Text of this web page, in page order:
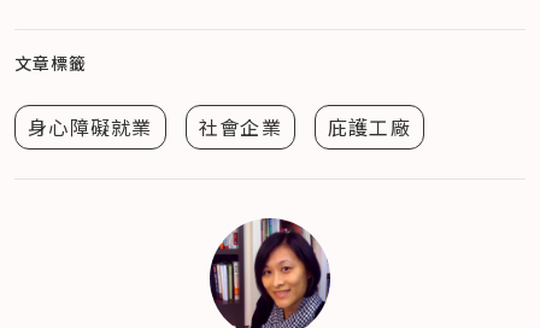
文章標籤
身心障礙就業 社會企業 庇護工廠